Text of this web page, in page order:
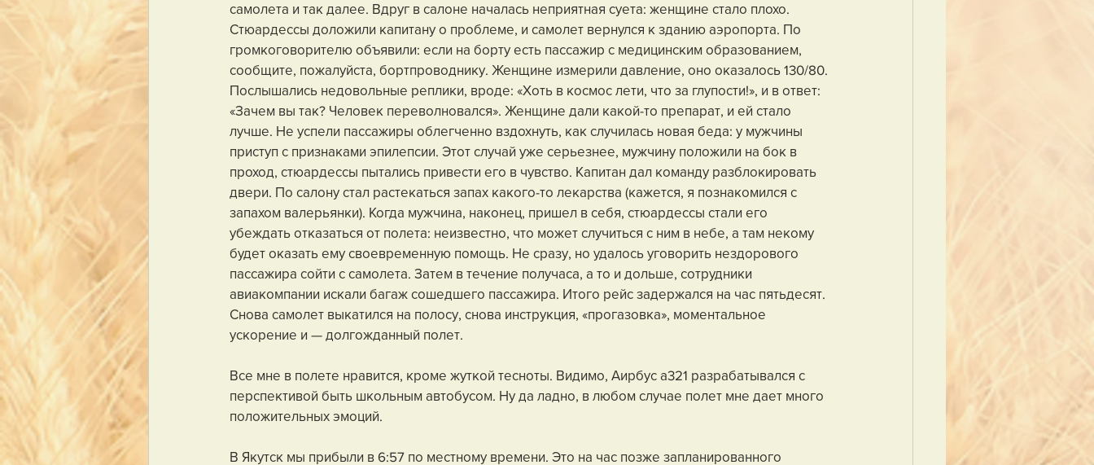
самолета и так далее. Вдруг в салоне началась неприятная суета: женщине стало плохо.
Стюардессы доложили капитану о проблеме, и самолет вернулся к зданию аэропорта. По
громкоговорителю объявили: если на борту есть пассажир с медицинским образованием,
сообщите, пожалуйста, бортпроводнику. Женщине измерили давление, оно оказалось 130/80.
Послышались недовольные реплики, вроде: «Хоть в космос лети, что за глупости!», и в ответ:
«Зачем вы так? Человек переволновался». Женщине дали какой-то препарат, и ей стало
лучше. Не успели пассажиры облегченно вздохнуть, как случилась новая беда: у мужчины
приступ с признаками эпилепсии. Этот случай уже серьезнее, мужчину положили на бок в
проход, стюардессы пытались привести его в чувство. Капитан дал команду разблокировать
двери. По салону стал растекаться запах какого-то лекарства (кажется, я познакомился с
запахом валерьянки). Когда мужчина, наконец, пришел в себя, стюардессы стали его
убеждать отказаться от полета: неизвестно, что может случиться с ним в небе, а там некому
будет оказать ему своевременную помощь. Не сразу, но удалось уговорить нездорового
пассажира сойти с самолета. Затем в течение получаса, а то и дольше, сотрудники
авиакомпании искали багаж сошедшего пассажира. Итого рейс задержался на час пятьдесят.
Снова самолет выкатился на полосу, снова инструкция, «прогазовка», моментальное
ускорение и — долгожданный полет.
Все мне в полете нравится, кроме жуткой тесноты. Видимо, Аирбус а321 разрабатывался с
перспективой быть школьным автобусом. Ну да ладно, в любом случае полет мне дает много
положительных эмоций.
В Якутск мы прибыли в 6:57 по местному времени. Это на час позже запланированного